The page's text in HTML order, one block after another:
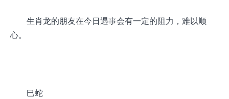
生肖龙的朋友在今日遇事会有一定的阻力，难以顺
心。
巳蛇